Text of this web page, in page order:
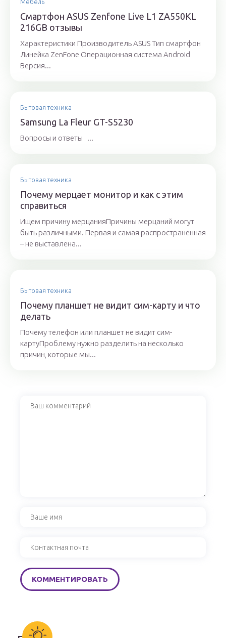
Мебель
Смартфон ASUS Zenfone Live L1 ZA550KL
216GB отзывы
Характеристики Производитель ASUS Тип смартфон
Линейка ZenFone Операционная система Android
Версия...
Бытовая техника
Samsung La Fleur GT-S5230
Вопросы и ответы ...
Бытовая техника
Почему мерцает монитор и как с этим
справиться
Ищем причину мерцанияПричины мерцаний могут
быть различными. Первая и самая распространенная
– не выставлена...
Бытовая техника
Почему планшет не видит сим-карту и что
делать
Почему телефон или планшет не видит сим-
картуПроблему нужно разделить на несколько
причин, которые мы...